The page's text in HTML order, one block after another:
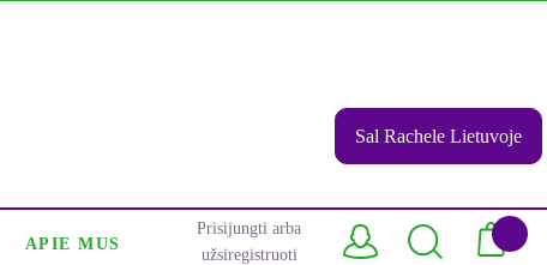
Sal Rachele Lietuvoje
APIE MUS
Prisijungti arba
užsiregistruoti